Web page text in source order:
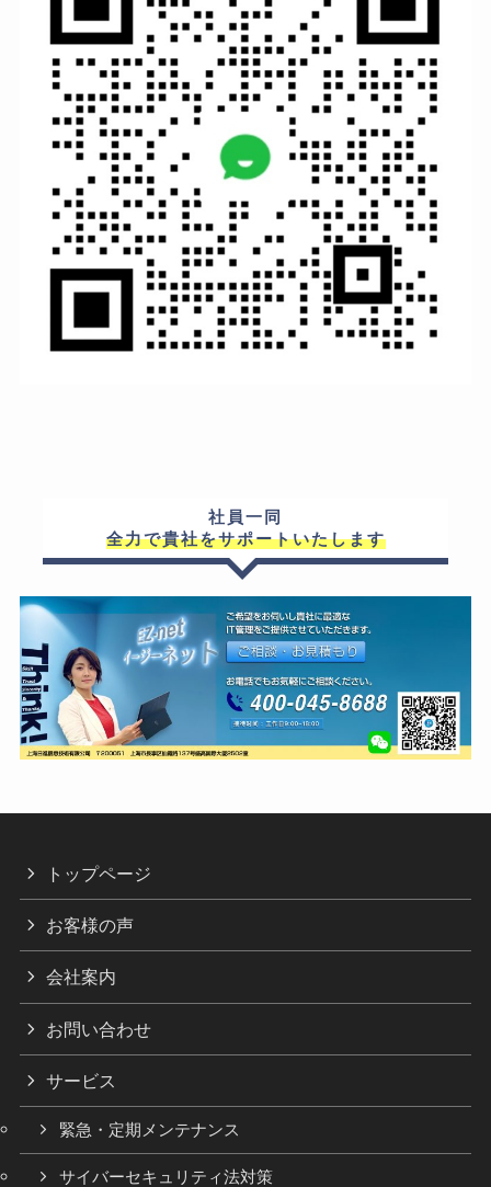
社員一同
全力で貴社をサポートいたします
トップページ
お客様の声
会社案内
お問い合わせ
サービス
緊急・定期メンテナンス
サイバーセキュリティ法対策